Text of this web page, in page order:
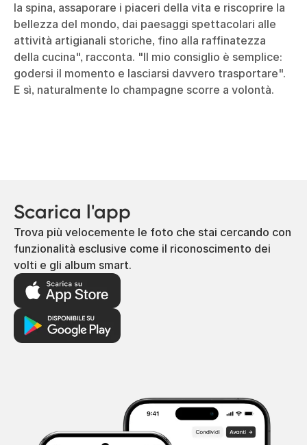
la spina, assaporare i piaceri della vita e riscoprire la
bellezza del mondo, dai paesaggi spettacolari alle
attività artigianali storiche, fino alla raffinatezza
della cucina", racconta. "Il mio consiglio è semplice:
godersi il momento e lasciarsi davvero trasportare".
E sì, naturalmente lo champagne scorre a volontà.
Scarica l'app
Trova più velocemente le foto che stai cercando con
funzionalità esclusive come il riconoscimento dei
volti e gli album smart.